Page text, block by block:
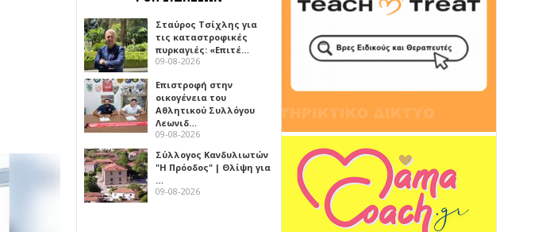
Σταύρος Τσίχλης για
τις καταστροφικές
πυρκαγιές: «Επιτέ…
09-08-2026
Επιστροφή στην
οικογένεια του
Αθλητικού Συλλόγου
Λεωνιδ…
09-08-2026
Σύλλογος Κανδυλιωτών
"Η Πρόοδος" | Θλίψη για
…
09-08-2026